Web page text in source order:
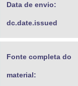
Data de envio:
dc.date.issued
Fonte completa do
material: